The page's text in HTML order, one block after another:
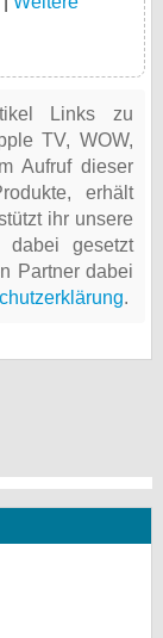
Links zu
TV, WOW,
Aufruf dieser
erhält
ihr unsere
dabei gesetzt
Partner dabei
.